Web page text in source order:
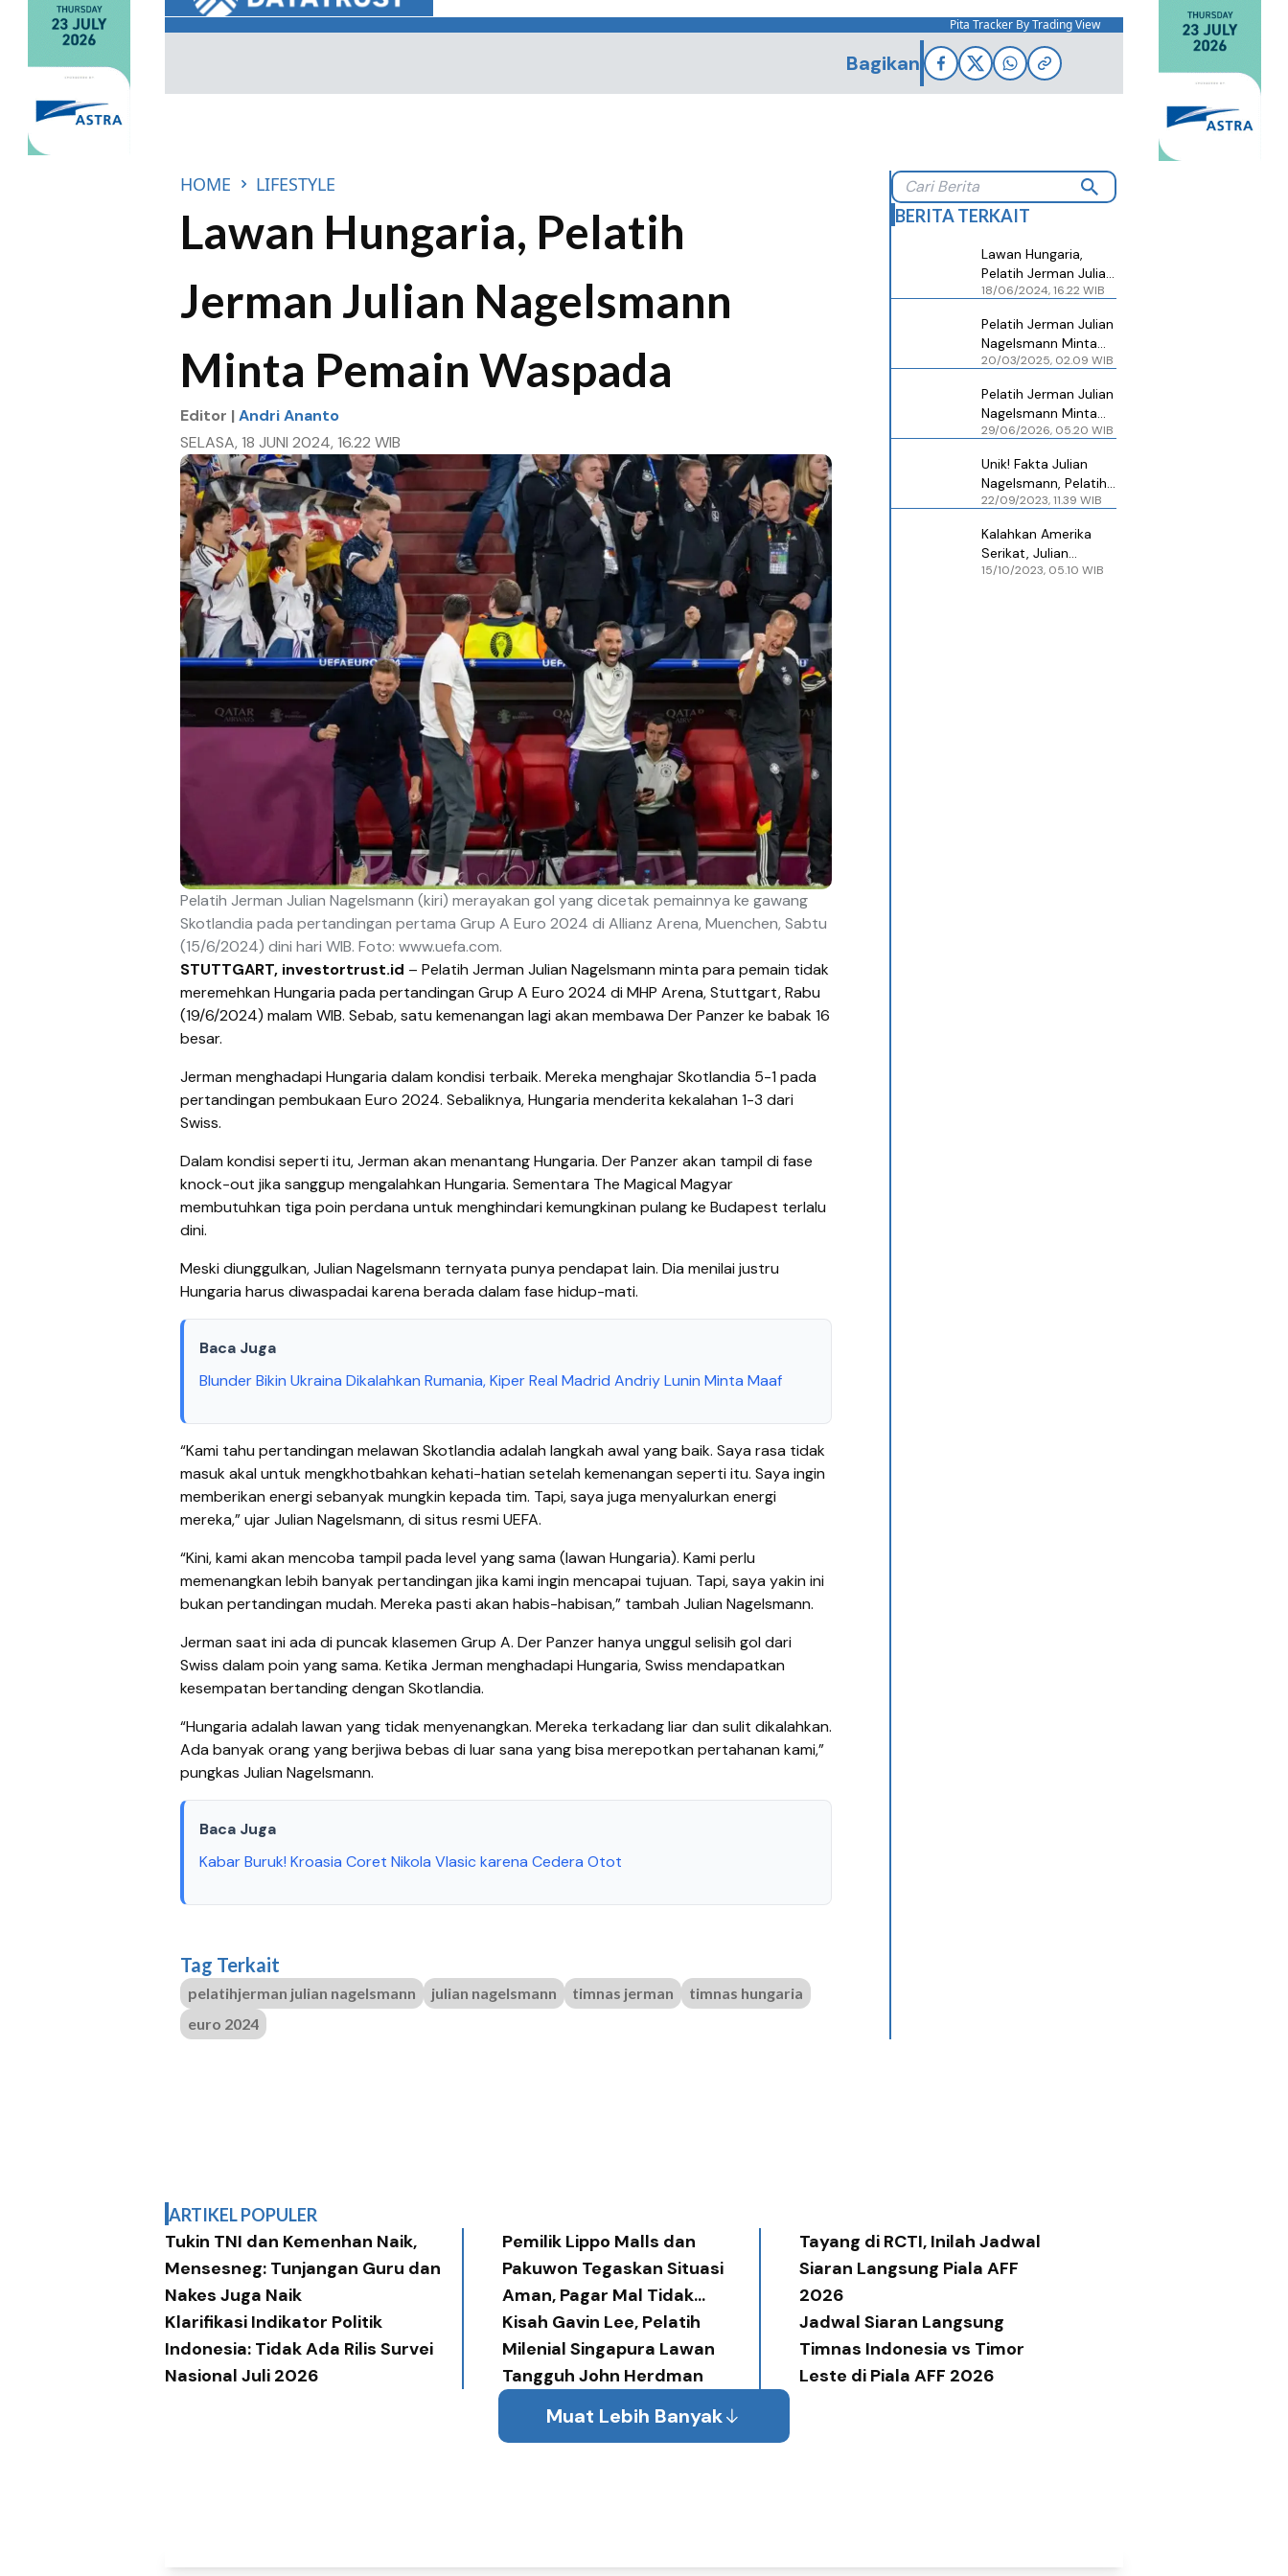
Pita Tracker By Trading View
Bagikan
HOME LIFESTYLE
Lawan Hungaria, Pelatih
Jerman Julian Nagelsmann
Minta Pemain Waspada
Editor | Andri Ananto
SELASA, 18 JUNI 2024, 16.22 WIB
Pelatih Jerman Julian Nagelsmann (kiri) merayakan gol yang dicetak pemainnya ke gawang
Skotlandia pada pertandingan pertama Grup A Euro 2024 di Allianz Arena, Muenchen, Sabtu
(15/6/2024) dini hari WIB. Foto: www.uefa.com.
STUTTGART, investortrust.id – Pelatih Jerman Julian Nagelsmann minta para pemain tidak
meremehkan Hungaria pada pertandingan Grup A Euro 2024 di MHP Arena, Stuttgart, Rabu
(19/6/2024) malam WIB. Sebab, satu kemenangan lagi akan membawa Der Panzer ke babak 16
besar.
Jerman menghadapi Hungaria dalam kondisi terbaik. Mereka menghajar Skotlandia 5-1 pada
pertandingan pembukaan Euro 2024. Sebaliknya, Hungaria menderita kekalahan 1-3 dari
Swiss.
Dalam kondisi seperti itu, Jerman akan menantang Hungaria. Der Panzer akan tampil di fase
knock-out jika sanggup mengalahkan Hungaria. Sementara The Magical Magyar
membutuhkan tiga poin perdana untuk menghindari kemungkinan pulang ke Budapest terlalu
dini.
Meski diunggulkan, Julian Nagelsmann ternyata punya pendapat lain. Dia menilai justru
Hungaria harus diwaspadai karena berada dalam fase hidup-mati.
Baca Juga
Blunder Bikin Ukraina Dikalahkan Rumania, Kiper Real Madrid Andriy Lunin Minta Maaf
“Kami tahu pertandingan melawan Skotlandia adalah langkah awal yang baik. Saya rasa tidak
masuk akal untuk mengkhotbahkan kehati-hatian setelah kemenangan seperti itu. Saya ingin
memberikan energi sebanyak mungkin kepada tim. Tapi, saya juga menyalurkan energi
mereka,” ujar Julian Nagelsmann, di situs resmi UEFA.
“Kini, kami akan mencoba tampil pada level yang sama (lawan Hungaria). Kami perlu
memenangkan lebih banyak pertandingan jika kami ingin mencapai tujuan. Tapi, saya yakin ini
bukan pertandingan mudah. Mereka pasti akan habis-habisan,” tambah Julian Nagelsmann.
Jerman saat ini ada di puncak klasemen Grup A. Der Panzer hanya unggul selisih gol dari
Swiss dalam poin yang sama. Ketika Jerman menghadapi Hungaria, Swiss mendapatkan
kesempatan bertanding dengan Skotlandia.
“Hungaria adalah lawan yang tidak menyenangkan. Mereka terkadang liar dan sulit dikalahkan.
Ada banyak orang yang berjiwa bebas di luar sana yang bisa merepotkan pertahanan kami,”
pungkas Julian Nagelsmann.
Baca Juga
Kabar Buruk! Kroasia Coret Nikola Vlasic karena Cedera Otot
Tag Terkait
pelatihjerman julian nagelsmann julian nagelsmann timnas jerman
timnas hungaria
euro 2024
BERITA TERKAIT
Lawan Hungaria,
Pelatih Jerman Julian
Nagelsmann Minta
18/06/2024, 16.22 WIB
Pelatih Jerman Julian
Nagelsmann Minta
Pemain Fokus
20/03/2025, 02.09 WIB
Pelatih Jerman Julian
Nagelsmann Minta
Pemain Tak
29/06/2026, 05.20 WIB
Unik! Fakta Julian
Nagelsmann, Pelatih
Baru Timnas Jerman
22/09/2023, 11.39 WIB
Kalahkan Amerika
Serikat, Julian
Nagelsmann Jalani
15/10/2023, 05.10 WIB
ARTIKEL POPULER
Tukin TNI dan Kemenhan Naik,
Mensesneg: Tunjangan Guru dan
Nakes Juga Naik
Pemilik Lippo Malls dan
Pakuwon Tegaskan Situasi
Aman, Pagar Mal Tidak
Diperlukan
Tayang di RCTI, Inilah Jadwal
Siaran Langsung Piala AFF
2026
Klarifikasi Indikator Politik
Indonesia: Tidak Ada Rilis Survei
Nasional Juli 2026
Kisah Gavin Lee, Pelatih
Milenial Singapura Lawan
Tangguh John Herdman
Jadwal Siaran Langsung
Timnas Indonesia vs Timor
Leste di Piala AFF 2026
Muat Lebih Banyak